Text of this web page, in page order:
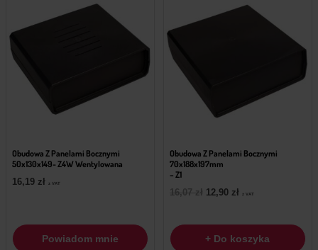
Obudowa Z Panelami Bocznymi
50x130x149- Z4W Wentylowana
16,19 zł z VAT
Powiadom mnie
Obudowa Z Panelami Bocznymi
70x188x197mm
– Z1
16,07zł
Pierwotna
16,07 zł.
12,90 zł Aktualna
12,90 zł.
z VAT
+ Do koszyka